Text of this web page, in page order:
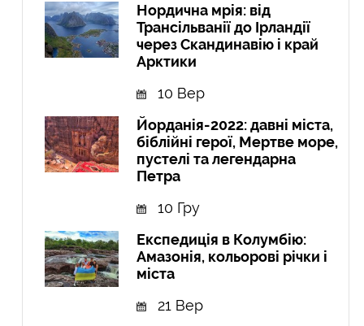
Нордична мрія: від
Трансільванії до Ірландії
через Скандинавію і край
Арктики
10 Вер
Йорданія-2022: давні міста,
біблійні герої, Мертве море,
пустелі та легендарна
Петра
10 Гру
Експедиція в Колумбію:
Амазонія, кольорові річки і
міста
21 Вер